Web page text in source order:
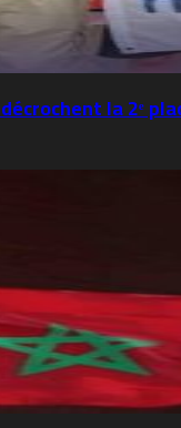
la 2ᵉ